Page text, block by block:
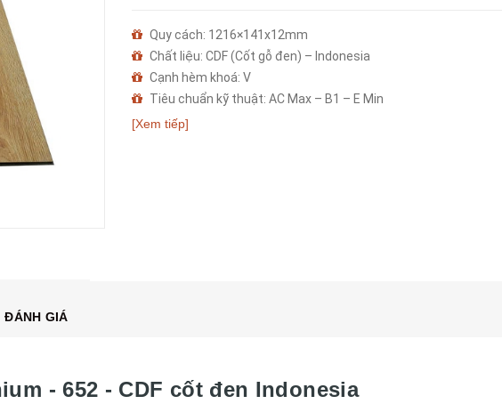
Quy cách: 1216×141x12mm
Chất liệu: CDF (Cốt gỗ đen) – Indonesia
Cạnh hèm khoá: V
Tiêu chuẩn kỹ thuật: AC Max – B1 – E Min
Bảo hành nhà sản xuất: 25 năm
[Xem tiếp]
ĐÁNH GIÁ
- 652 - CDF cốt đen Indonesia